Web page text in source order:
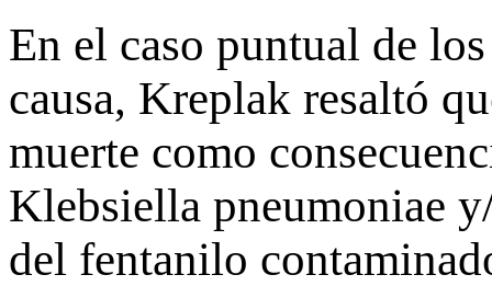
En el caso puntual de
causa, Kreplak resaltó
muerte como
Klebsiella pneumoniae
del fentanilo